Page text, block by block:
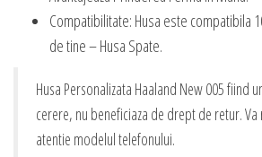
Compatibilitate: Husa este compatibila
de tine – Husa Spate.
Husa Personalizata Haaland New 005 fiind
cerere, nu beneficiaza de drept de retur. Va
atentie modelul telefonului.